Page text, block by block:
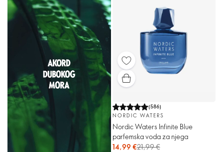
(586)
NORDIC WATERS
Nordic Waters Infinite Blue
parfemska voda za njega
14,99 €21,99 €